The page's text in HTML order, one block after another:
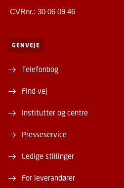
CVRnr.: 30 06 09 46
GENVEJE
Telefonbog
Find vej
Institutter og centre
Presseservice
Ledige stillinger
For leverandører